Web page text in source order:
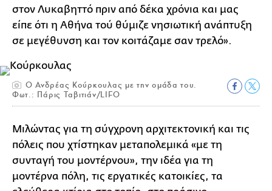
στον Λυκαβηττό πριν από δέκα χρόνια και μας
είπε ότι η Αθήνα τού θύμιζε νησιωτική ανάπτυξη
σε μεγέθυνση και τον κοιτάζαμε σαν τρελό».
Ο Ανδρέας Κούρκουλας με την ομάδα του.
Φωτ.: Πάρις Ταβιτιάν/LIFO
Μιλώντας για τη σύγχρονη αρχιτεκτονική και τις
πόλεις που χτίστηκαν μεταπολεμικά «με τη
συνταγή του μοντέρνου», την ιδέα για τη
μοντέρνα πόλη, τις εργατικές κατοικίες, τα